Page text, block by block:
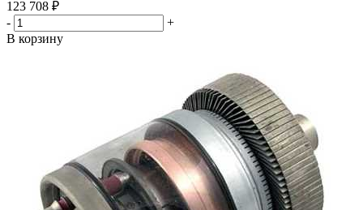
123 708 ₽
-
+
В корзину